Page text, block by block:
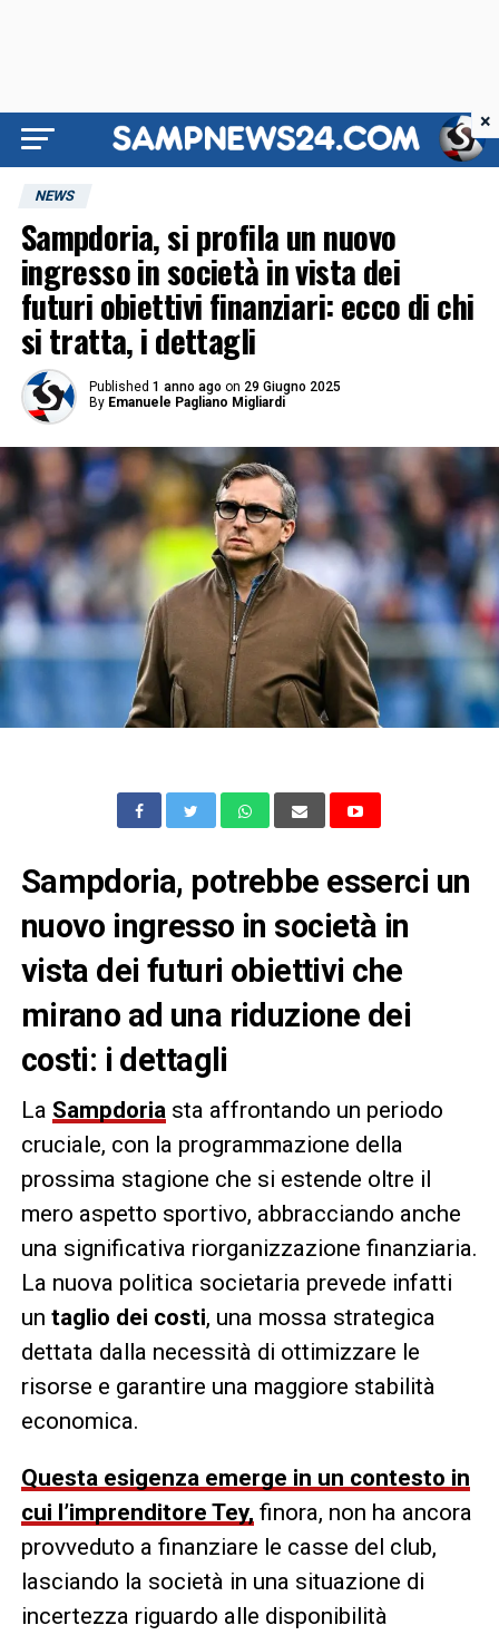
NEWS
Sampdoria, si profila un nuovo
ingresso in società in vista dei
futuri obiettivi finanziari: ecco di chi
si tratta, i dettagli
Published 1 anno ago on 29 Giugno 2025
By Emanuele Pagliano Migliardi
Sampdoria, potrebbe esserci un
nuovo ingresso in società in
vista dei futuri obiettivi che
mirano ad una riduzione dei
costi: i dettagli
La Sampdoriasta affrontando un periodo
cruciale, con la programmazione della
prossima stagione che si estende oltre il
mero aspetto sportivo, abbracciando anche
una significativa riorganizzazione finanziaria.
La nuova politica societaria prevede infatti
un taglio dei costi, una mossa strategica
dettata dalla necessità di ottimizzare le
risorse e garantire una maggiore stabilità
economica.
Questa esigenza emerge in un contesto in
cui l’imprenditore Tey, finora, non ha ancora
provveduto a finanziare le casse del club,
lasciando la società in una situazione di
incertezza riguardo alle disponibilità
×